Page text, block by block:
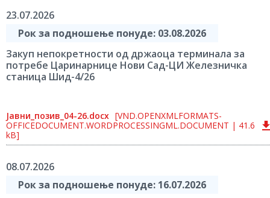
23.07.2026
Рок за подношење понуде: 03.08.2026
Закуп непокретности од држаоца терминала за
потребе Царинарнице Нови Сад-ЦИ Железничка
станица Шид-4/26
Јавни_позив_04-26.docx [VND.OPENXMLFORMATS-
OFFICEDOCUMENT.WORDPROCESSINGML.DOCUMENT | 41.6
kB]
08.07.2026
Рок за подношење понуде: 16.07.2026